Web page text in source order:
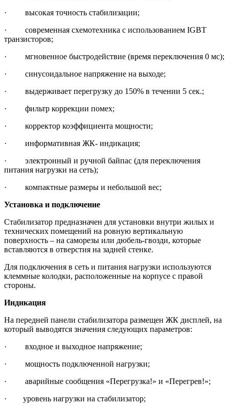
· высокая точность стабилизации;
· современная схемотехника с использованием IGBT
транзисторов;
· мгновенное быстродействие (время переключения 0 мс);
· синусоидальное напряжение на выходе;
· выдерживает перегрузку до 150% в течении 5 сек.;
· фильтр коррекции помех;
· корректор коэффициента мощности;
· информативная ЖК- индикация;
· электронный и ручной байпас (для переключения
питания нагрузки на сеть);
· компактные размеры и небольшой вес;
Установка и подключение
Стабилизатор предназначен для установки внутри жилых и
технических помещений на ровную вертикальную
поверхность – на саморезы или дюбель-гвозди, которые
вставляются в отверстия на задней стенке.
Для подключения в сеть и питания нагрузки используются
клеммные колодки, расположенные на корпусе с правой
стороны.
Индикация
На передней панели стабилизатора размещен ЖК дисплей, на
который выводятся значения следующих параметров:
· входное и выходное напряжение;
· мощность подключенной нагрузки;
· аварийные сообщения «Перегрузка!» и «Перегрев!»;
· уровень нагрузки на стабилизатор;